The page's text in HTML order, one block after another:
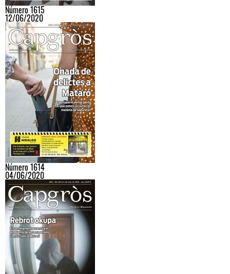
Número 1615
12/06/2020
Número 1614
04/06/2020